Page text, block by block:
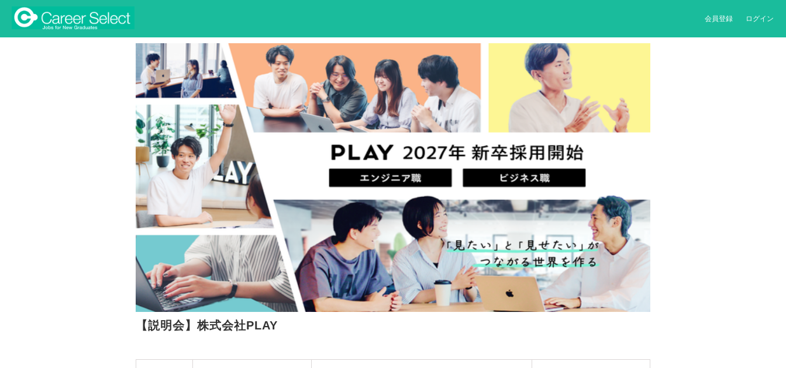
ログイン
会員登録
【説明会】株式会社PLAY